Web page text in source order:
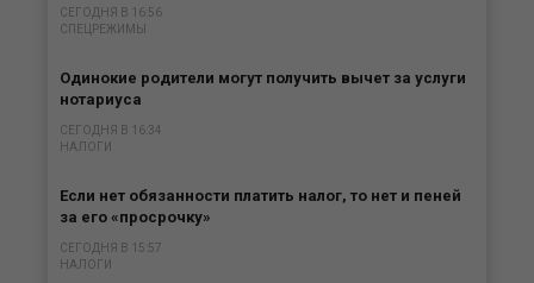
СЕГОДНЯ В 16:56
СПЕЦРЕЖИМЫ
Одинокие родители могут получить вычет за услуги
нотариуса
СЕГОДНЯ В 16:34
НАЛОГИ
Если нет обязанности платить налог, то нет и пеней
за его «просрочку»
СЕГОДНЯ В 15:57
НАЛОГИ